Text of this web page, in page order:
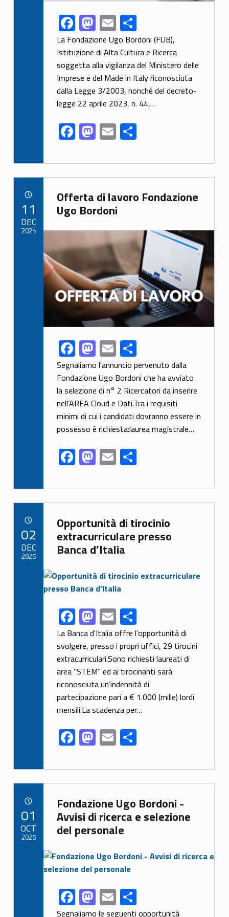
Link identifier share facebook archive #share-link-archive-48039F
ac
e
b
o
o
k
M
as
to
d
o
n
E
m
ai
l
S
h
ar
e
La Fondazione Ugo Bordoni (FUB),
Istituzione di Alta Cultura e Ricerca
soggetta alla vigilanza del Ministero delle
Imprese e del Made in Italy riconosciuta
dalla Legge 3/2003, nonché del decreto-
legge 22 aprile 2023, n. 44,…
F
ac
e
b
o
o
k
M
as
to
d
o
n
E
m
ai
l
S
h
ar
e
Link identifier archive #link-archive-72089
Offerta di lavoro Fondazione
Ugo Bordoni
Link identifier archive #link-archive-thumb-soap-16848
Link identifier share facebook archive #share-link-archive-51048F
ac
e
b
o
o
k
M
as
to
d
o
n
E
m
ai
l
S
h
ar
e
Segnaliamo l'annuncio pervenuto dalla
Fondazione Ugo Bordoni che ha avviato
la selezione di n° 2 Ricercatori da inserire
nell’AREA Cloud e Dati.Tra i requisiti
minimi di cui i candidati dovranno essere in
possesso è richiesta:laurea magistrale…
F
ac
e
b
o
o
k
M
as
to
d
o
n
E
m
ai
l
S
ar
e
11
DEC
2025
Link identifier archive #link-archive-10311
Opportunità di tirocinio
extracurriculare presso
Banca d’Italia
Link identifier archive #link-archive-thumb-soap-41279
Link identifier share facebook archive #share-link-archive-16167F
ac
e
b
o
o
k
M
as
to
d
o
n
E
m
ai
l
S
h
ar
e
La Banca d'Italia offre l'opportunità di
svolgere, presso i propri uffici, 29 tirocini
extracurriculari.Sono richiesti laureati di
area "STEM" ed ai tirocinanti sarà
riconosciuta un’indennità di
partecipazione pari a € 1.000 (mille) lordi
mensili.La scadenza per…
F
ac
e
b
o
o
k
M
as
to
d
o
n
E
m
ai
l
S
ar
e
02
DEC
2025
Link identifier archive #link-archive-77085
Fondazione Ugo Bordoni -
Avvisi di ricerca e selezione
del personale
Link identifier archive #link-archive-thumb-soap-99310
Link identifier share facebook archive #share-link-archive-88026F M E S
Segnaliamo le seguenti opportunità
01
OCT
2025